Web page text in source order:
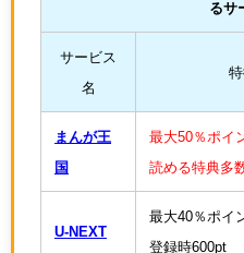
るサ
サービス
名
まんが王
国
最大50％ポイ
読める特典多
U-NEXT
最大40％ポイ
登録時600pt